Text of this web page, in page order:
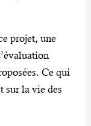
projet, une
Ce qui
sur la vie des